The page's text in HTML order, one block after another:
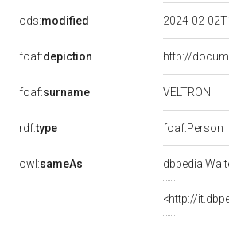
ods:modified 2024-02-
foaf:depiction http://
foaf:surname VELTRONI
rdf:type foaf:Person
owl:sameAs
<http://